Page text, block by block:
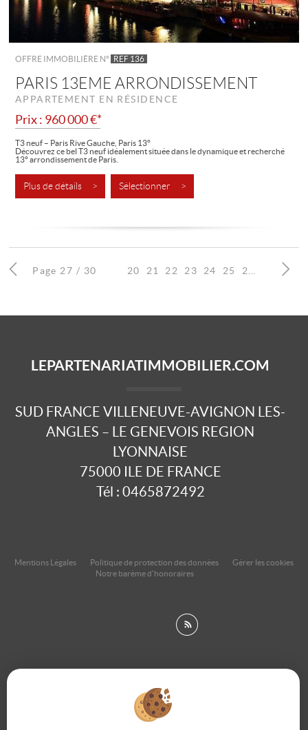
OFFRE IMMOBILIÈRE N° REF 136
PARIS 13EME ARRONDISSEMENT
APPARTEMENT EN RÉSIDENCE
Prix : 960 000 €*
T3 neuf – Paris Rive Gauche, Paris 13°
Découvrez ce bel T3 neuf idéalement située dans le dynamique et recherché
13° arrondissement de Paris.
À proximité immédiate de la Bibliothèque...
Plus de détails > Sélectionner >
Page 27 / 30 20 21 22 23 24 25 26 28
LEPARTENARIATIMMOBILIER.COM
SUD FRANCE VILLENEUVE-AVIGNON LES-
ANGLES – LE GENEVOIS REGION
LYONNAISE
75000
ILE DE FRANCE
Tél : 0465872492
Mentions Légales Politique de protection des données
Gérer les cookies
Notre barème d'honoraires